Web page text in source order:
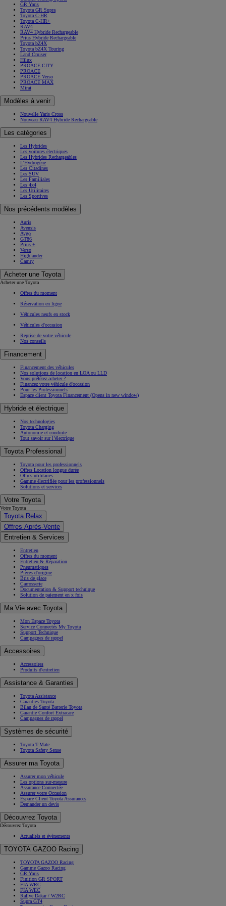
GR Yaris
Toyota GR Supra
Toyota C-HR
Toyota C-HR+
RAV4
RAV4 Hybride Rechargeable
Prius Hybride Rechargeable
Toyota bZ4X
Toyota bZ4X Touring
Land Cruiser
Hilux
PROACE CITY
PROACE
PROACE Verso
PROACE MAX
Mirai
Modèles à venir
Nouvelle Yaris Cross
Nouveau RAV4 Hybride Rechargeable
Les catégories
Les Hybrides
Les voitures électriques
Les Hybrides Rechargeables
L'Hydrogène
Les Citadines
Les SUV
Les Familiales
Les 4x4
Les Utilitaires
Les Sportives
Nos précédents modèles
Auris
Avensis
Aygo
GT86
Prius +
Verso
Highlander
Camry
Acheter une Toyota
Acheter une Toyota
Offres du moment
Réservation en ligne
Véhicules neufs en stock
Véhicules d'occasion
Reprise de votre véhicule
Nos conseils
Financement
Financement des véhicules
Nos solutions de location en LOA ou LLD
Vous préférez acheter ?
Financez votre véhicule d'occasion
Pour les Professionnels
Espace client Toyota Financement (Opens in new window)
Hybride et électrique
Nos technologies
Toyota Charging
Autonomie et conduite
Tout savoir sur l’électrique
Toyota Professional
Toyota pour les professionnels
Offres Location longue durée
Offres utilitaires
Gamme électrifiée pour les professionnels
Solutions et services
Votre Toyota
Votre Toyota
Toyota Relax
Offres Après-Vente
Entretien & Services
Entretien
Offres du moment
Entretien & Réparation
Pneumatiques
Pièces d'origine
Bris de glace
Carrosserie
Documentation & Support technique
Solution de paiement en x fois
Ma Vie avec Toyota
Mon Espace Toyota
Service Connectés My Toyota
Support Technique
Campagnes de rappel
Accessoires
Accessoires
Produits d'entretien
Assistance & Garanties
Toyota Assistance
Garanties Toyota
Bilan de Santé Batterie Toyota
Garantie Confort Extracare
Campagnes de rappel
Systèmes de sécurité
Toyota T-Mate
Toyota Safety Sense
Assurer ma Toyota
Assurer mon véhicule
Les options sur-mesure
Assurance Connectée
Assurer votre Occasion
Espace Client Toyota Assurances
Demander un devis
Découvrez Toyota
Découvrez Toyota
Actualités et évènements
TOYOTA GAZOO Racing
TOYOTA GAZOO Racing
Gamme Gazoo Racing
GR Yaris
Finition GR SPORT
FIA WRC
FIA WEC
Rallye Dakar / W2RC
Supra GT4